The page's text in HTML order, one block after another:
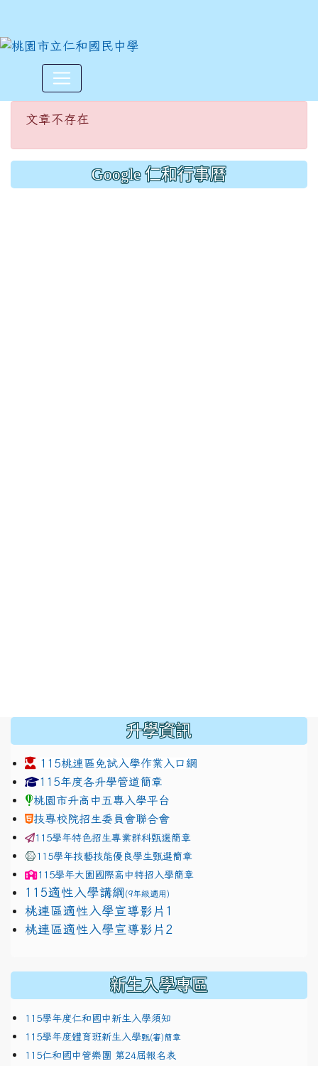
文章不存在
文章不存在
Google 仁和行事曆
升學資訊
115桃連區免試入學作業入口網
link to https://www.jhjhs.tyc.edu.tw/modules/
115年度各升學管道簡章
桃園市升高中五專入學平台
技專校院招生委員會聯合會
115學年特色招生專業群科甄選簡章
115學年技藝技能優良學生甄選簡章
115學年大園國際高中特招入學簡章
115適性入學講綱 (9年級適用)
link to https://docs.google.com/presentation/d/
桃連區適性入學宣導影片1
link to https://docs.google.com/presentation/d/
桃連區適性入學宣導影片2
新生入學專區
115學年度仁和國中新生入學須知
115學年度體育班新生入學甄(審)簡章
115仁和國中管樂團 第24屆報名表